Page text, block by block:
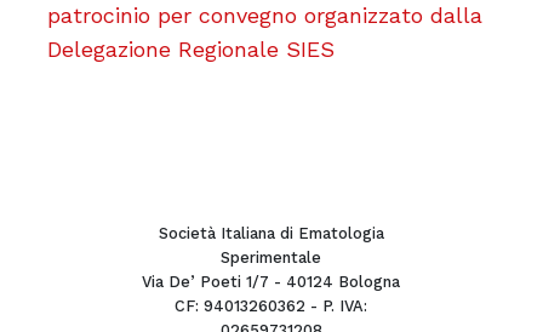
patrocinio per convegno organizzato dalla
Delegazione Regionale SIES
Società Italiana di Ematologia
Sperimentale
Via De’ Poeti 1/7 - 40124 Bologna
CF: 94013260362 - P. IVA: